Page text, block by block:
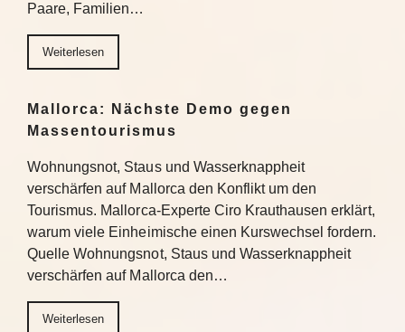
Paare, Familien…
Weiterlesen
Mallorca: Nächste Demo gegen
Massentourismus
Wohnungsnot, Staus und Wasserknappheit
verschärfen auf Mallorca den Konflikt um den
Tourismus. Mallorca-Experte Ciro Krauthausen erklärt,
warum viele Einheimische einen Kurswechsel fordern.
Quelle Wohnungsnot, Staus und Wasserknappheit
verschärfen auf Mallorca den…
Weiterlesen